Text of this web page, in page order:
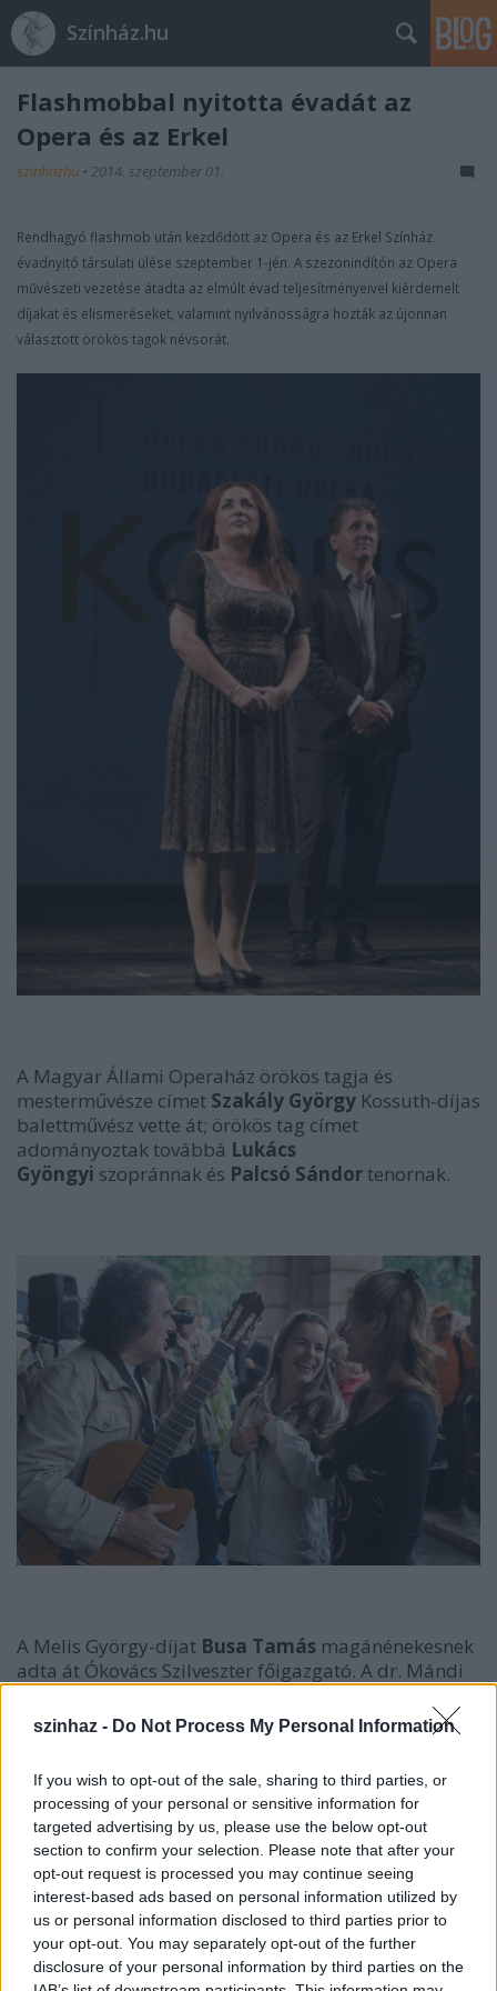
szinhaz - Do Not Process My Personal Information
If you wish to opt-out of the sale, sharing to third parties, or
processing of your personal or sensitive information for
targeted advertising by us, please use the below opt-out
section to confirm your selection. Please note that after your
opt-out request is processed you may continue seeing
interest-based ads based on personal information utilized by
us or personal information disclosed to third parties prior to
your opt-out. You may separately opt-out of the further
disclosure of your personal information by third parties on the
Színház.hu
Flashmobbal nyitotta évadát az
Opera és az Erkel
szinhazhu • 2014. szeptember 01.
Rendhagyó flashmob után kezdődött az Opera és az Erkel Színház
évadnyitó társulati ülése szeptember 1-jén. A szezonindítón az Opera
művészeti vezetése átadta az elmúlt évad teljesítményeivel kiérdemelt
díjakat és elismeréseket, valamint nyilvánosságra hozták az újonnan
választott örökös tagok névsorát.
A Magyar Állami Operaház örökös tagja és
mesterművésze címet Szakály György Kossuth-díjas
balettművész vette át; örökös tag címet
adományoztak továbbá Lukács
Gyöngyi szopránnak és Palcsó Sándor tenornak.
A Melis György-díjat Busa Tamás magánénekesnek
adta át Ókovács Szilveszter főigazgató. A dr. Mándi
Zitamagánénekesnek ítélték. A fiatal szoprán a
hatvan év után újraindult Gördülő Opera
társulatában segítette azt a missziós munkát, hogy
az opera műfaja eljusson a vidéki kőszínházak
közönségéhez is. A szintén fiatal, pályakezdő
művészek számára létrehozott Juventus-díjat,
amelyet dr. Ádám Tibor és felesége
alapított,Horváth Istvánmagánénekes
ésLudmány Dénesbrácsaművész vehette át. A
Ráday Sári Alapítvány díját idénKovács
Beátaénekkari művésznek, Az év énekkari művésze